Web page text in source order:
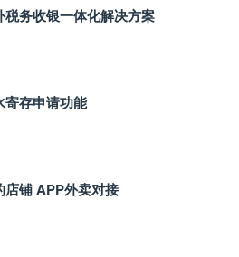
税务收银一体化解决方案
寄存申请功能
店铺 APP外卖对接